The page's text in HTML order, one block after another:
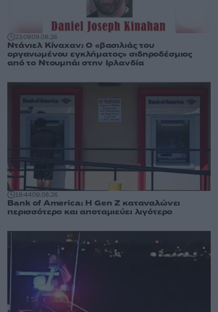
23:0909.08.26
Ντάνιελ Κίναχαν: Ο «βασιλιάς του
οργανωμένου εγκλήματος» σιδηροδέσμιος
από το Ντουμπάι στην Ιρλανδία
19:4409.08.26
Bank of America: Η Gen Z καταναλώνει
περισσότερο και αποταμιεύει λιγότερο